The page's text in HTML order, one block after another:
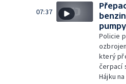
07:37
pumpy
Policie
který
čerpací
Hájku